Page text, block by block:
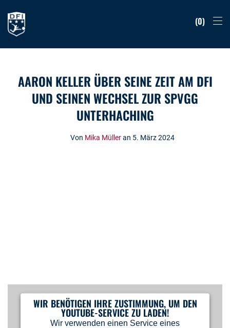
0
AARON KELLER ÜBER SEINE ZEIT AM DFI
UND SEINEN WECHSEL ZUR SPVGG
UNTERHACHING
Von Mika Mülleran 5. März 2024
WIR BENÖTIGEN IHRE ZUSTIMMUNG, UM DEN
YOUTUBE-SERVICE ZU LADEN!
Wir verwenden einen Service eines